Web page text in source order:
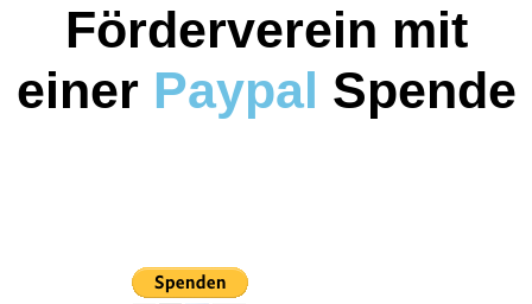
Förderverein mit
einer Paypal Spende